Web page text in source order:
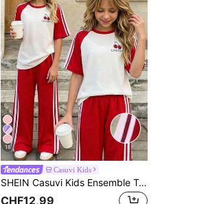
18
Casuvi Kids
SHEIN Casuvi Kids Ensemble T-shirt pour filles (grandes) transition automne/hiver, style sportif & preppy, ensemble T-shirt à manches courtes & short blocs de couleurs rose & vert foncé, design coupe ample et ajustée pour l'été, tissu léger, convient pour le port quotidien, les sports décontractés ou les tenues
CHF12,99